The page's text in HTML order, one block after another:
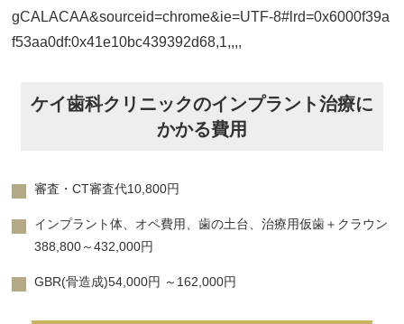
gCALACAA&sourceid=chrome&ie=UTF-8#lrd=0x6000f39a
f53aa0df:0x41e10bc439392d68,1,,,,
ケイ歯科クリニックのインプラント治療に
かかる費用
審査・CT審査代10,800円
インプラント体、オペ費用、歯の土台、治療用仮歯＋クラウン
388,800～432,000円
GBR(骨造成)54,000円 ～162,000円